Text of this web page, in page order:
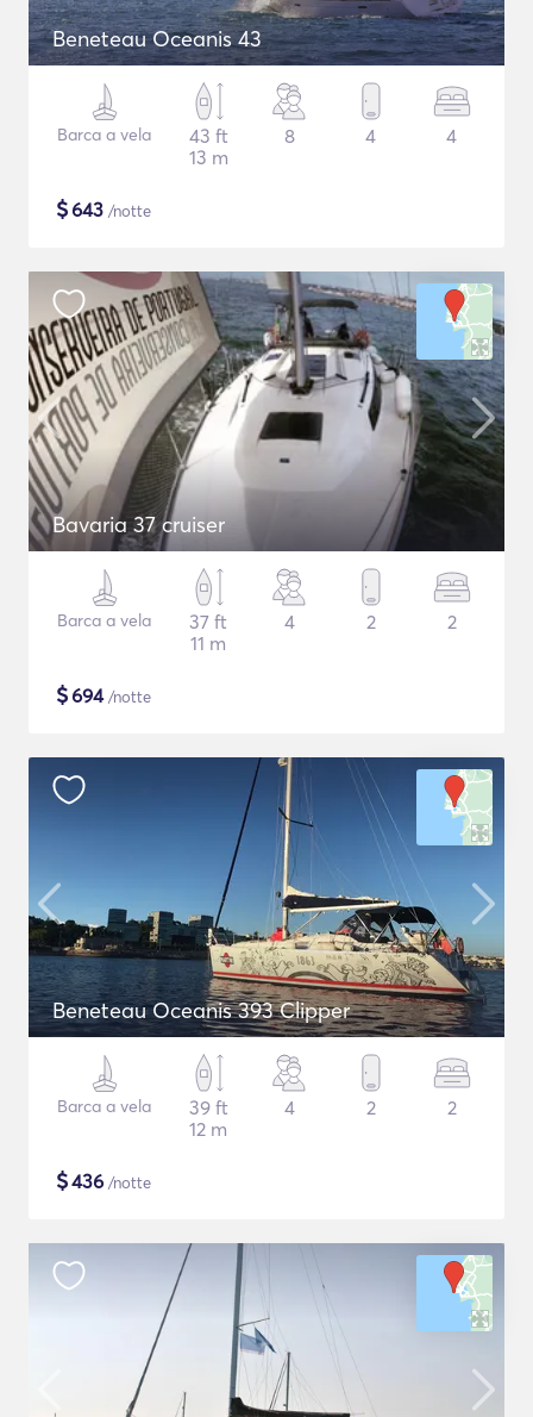
Beneteau Oceanis 43
Barca a vela
43 ft
13 m
8 4 4
$643 /notte
Bavaria 37 cruiser
Barca a vela
37 ft
11 m
4 2 2
$694/notte
Beneteau Oceanis 393 Clipper
Barca a vela
39 ft
12 m
4 2 2
$436 /notte